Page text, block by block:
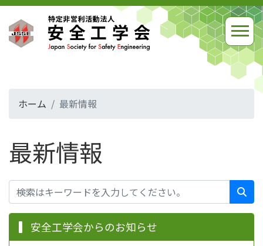
ホーム 最新情報
最新情報
安全工学会からのお知らせ